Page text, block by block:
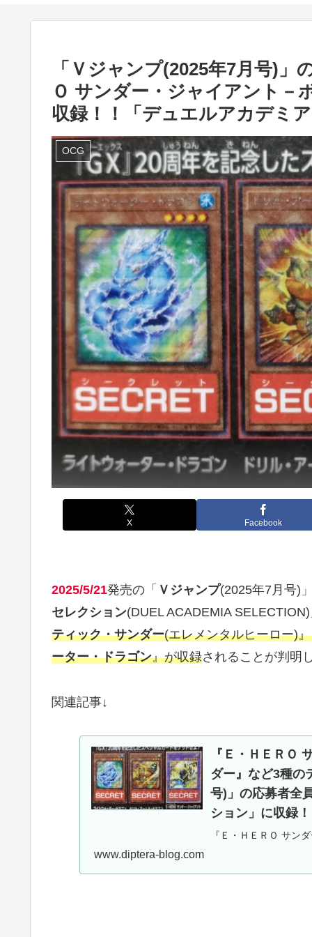
「Ｖジャンプ(2025年7月号)
Ｏ サンダー・ジャイアント－
収録！！「デュエルアカデミ
OCG
X Facebook
2025/5/21発売の「 Ｖジャンプ(2025年7月号)
セレクション(DUEL ACADEMIA
ティック・サンダー(エレメンタルヒーロー)
ーター・ドラゴン』が収録されることが判明
関連記事↓
『Ｅ・ＨＥＲＯ
ダー』など3種の
号)」の応募者全
ション」に収録
『Ｅ・ＨＥＲＯ サン
www.diptera-blog.com